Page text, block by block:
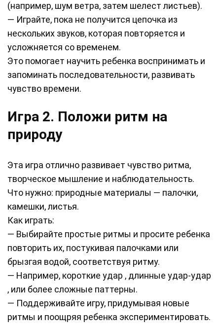
(например, шум ветра, затем шелест листьев).
— Играйте, пока не получится цепочка из
нескольких звуков, которая повторяется и
усложняется со временем.
Это помогает научить ребенка воспринимать и
запоминать последовательности, развивать
чувство времени.
Игра 2. Положи ритм на
природу
Эта игра отлично развивает чувство ритма,
творческое мышление и наблюдательность.
Что нужно: природные материалы — палочки,
камешки, листья.
Как играть:
— Выбирайте простые ритмы и просите ребенка
повторить их, постукивая палочками или
брызгая водой, соответствуя ритму.
— Например, короткие удар , длинные удар-удар
, или более сложные паттерны.
— Поддерживайте игру, придумывая новые
ритмы и поощряя ребенка экспериментировать.